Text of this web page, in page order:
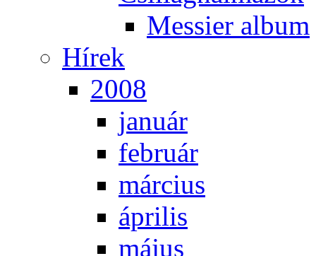
Mes­si­er al­bum
Hí­rek
2008
ja­nu­ár
feb­ru­ár
már­ci­us
áp­ri­lis
má­jus